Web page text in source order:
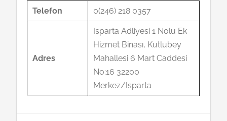
Telefon 0(246) 218 0357
Adres
Isparta Adliyesi 1 Nolu Ek
Hizmet Binası, Kutlubey
Mahallesi 6 Mart Caddesi
No:16 32200
Merkez/Isparta